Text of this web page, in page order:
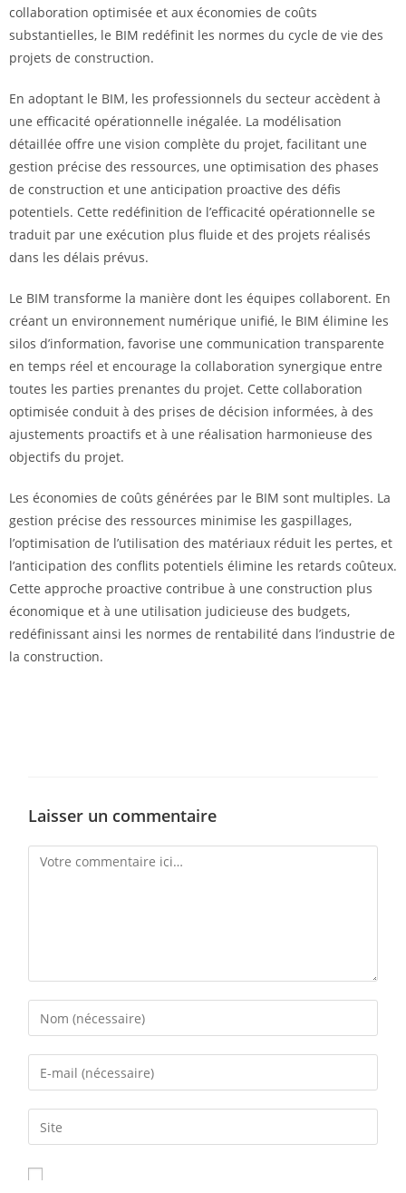
collaboration optimisée et aux économies de coûts
substantielles, le BIM redéfinit les normes du cycle de vie des
projets de construction.
En adoptant le BIM, les professionnels du secteur accèdent à
une efficacité opérationnelle inégalée. La modélisation
détaillée offre une vision complète du projet, facilitant une
gestion précise des ressources, une optimisation des phases
de construction et une anticipation proactive des défis
potentiels. Cette redéfinition de l’efficacité opérationnelle se
traduit par une exécution plus fluide et des projets réalisés
dans les délais prévus.
Le BIM transforme la manière dont les équipes collaborent. En
créant un environnement numérique unifié, le BIM élimine les
silos d’information, favorise une communication transparente
en temps réel et encourage la collaboration synergique entre
toutes les parties prenantes du projet. Cette collaboration
optimisée conduit à des prises de décision informées, à des
ajustements proactifs et à une réalisation harmonieuse des
objectifs du projet.
Les économies de coûts générées par le BIM sont multiples. La
gestion précise des ressources minimise les gaspillages,
l’optimisation de l’utilisation des matériaux réduit les pertes, et
l’anticipation des conflits potentiels élimine les retards coûteux.
Cette approche proactive contribue à une construction plus
économique et à une utilisation judicieuse des budgets,
redéfinissant ainsi les normes de rentabilité dans l’industrie de
la construction.
Laisser un commentaire